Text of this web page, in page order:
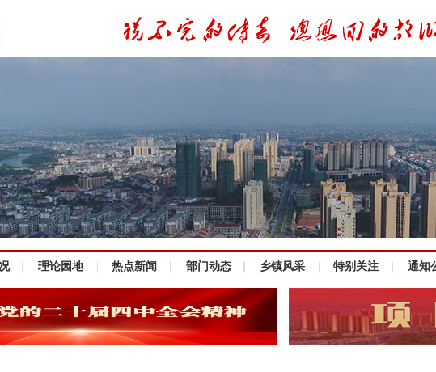
理论园地 热点新闻 部门动态 乡镇风采 特别关注 通知